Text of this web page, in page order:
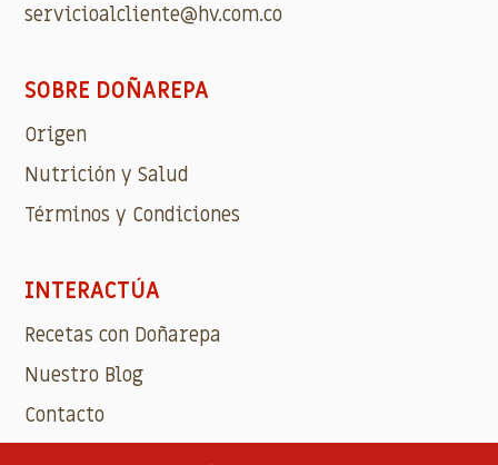
servicioalcliente@hv.com.co
SOBRE DOÑAREPA
Origen
Nutrición y Salud
Términos y Condiciones
INTERACTÚA
Recetas con Doñarepa
Nuestro Blog
Contacto